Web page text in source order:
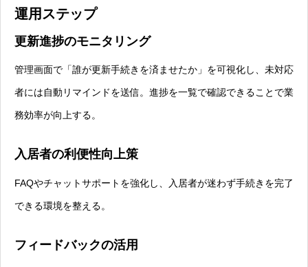
運用ステップ
更新進捗のモニタリング
管理画面で「誰が更新手続きを済ませたか」を可視化し、未対応
者には自動リマインドを送信。進捗を一覧で確認できることで業
務効率が向上する。
入居者の利便性向上策
FAQやチャットサポートを強化し、入居者が迷わず手続きを完了
できる環境を整える。
フィードバックの活用